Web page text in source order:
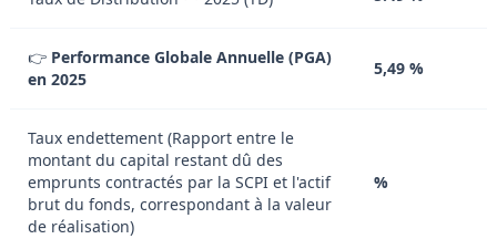
👉 Performance Globale Annuelle (PGA)
en 2025
5,49 %
Taux endettement (Rapport entre le
montant du capital restant dû des
emprunts contractés par la SCPI et l'actif
brut du fonds, correspondant à la valeur
de réalisation)
%